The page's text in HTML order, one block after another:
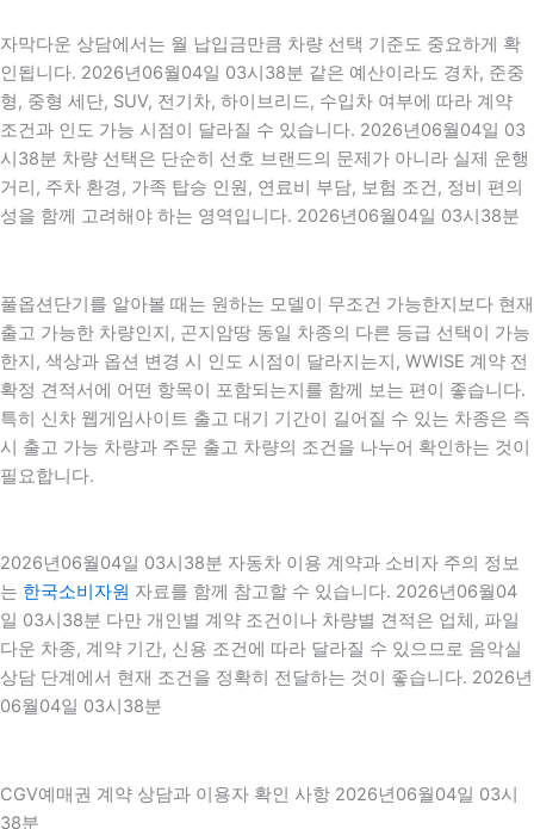
자막다운 상담에서는 월 납입금만큼 차량 선택 기준도 중요하게 확
인됩니다. 2026년06월04일 03시38분 같은 예산이라도 경차, 준중
형, 중형 세단, SUV, 전기차, 하이브리드, 수입차 여부에 따라 계약
조건과 인도 가능 시점이 달라질 수 있습니다. 2026년06월04일 03
시38분 차량 선택은 단순히 선호 브랜드의 문제가 아니라 실제 운행
거리, 주차 환경, 가족 탑승 인원, 연료비 부담, 보험 조건, 정비 편의
성을 함께 고려해야 하는 영역입니다. 2026년06월04일 03시38분
풀옵션단기를 알아볼 때는 원하는 모델이 무조건 가능한지보다 현재
출고 가능한 차량인지, 곤지암땅 동일 차종의 다른 등급 선택이 가능
한지, 색상과 옵션 변경 시 인도 시점이 달라지는지, WWISE 계약 전
확정 견적서에 어떤 항목이 포함되는지를 함께 보는 편이 좋습니다.
특히 신차 웹게임사이트 출고 대기 기간이 길어질 수 있는 차종은 즉
시 출고 가능 차량과 주문 출고 차량의 조건을 나누어 확인하는 것이
필요합니다.
2026년06월04일 03시38분 자동차 이용 계약과 소비자 주의 정보
는 한국소비자원 자료를 함께 참고할 수 있습니다. 2026년06월04
일 03시38분 다만 개인별 계약 조건이나 차량별 견적은 업체, 파일
다운 차종, 계약 기간, 신용 조건에 따라 달라질 수 있으므로 음악실
상담 단계에서 현재 조건을 정확히 전달하는 것이 좋습니다. 2026년
06월04일 03시38분
CGV예매권 계약 상담과 이용자 확인 사항 2026년06월04일 03시
38분